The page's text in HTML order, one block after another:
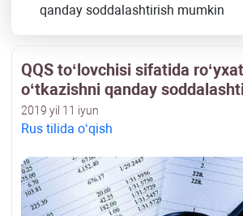
qanday soddalashtirish mumkin
QQS toʻlovchisi sifatida
oʻtkazishni qanday
2019 yil 11 iyun
Rus tilida oʻqish